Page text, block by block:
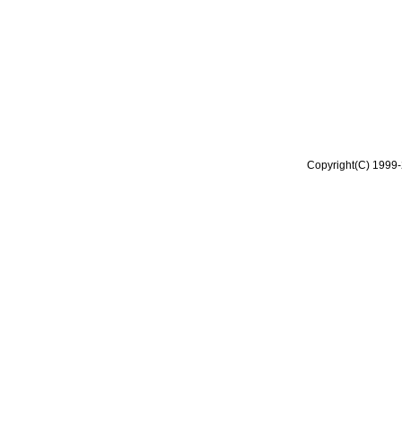
Copyright(C)